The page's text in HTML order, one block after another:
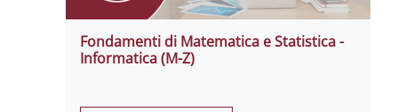
Fondamenti di Matematica e Statistica -
Informatica (M-Z)